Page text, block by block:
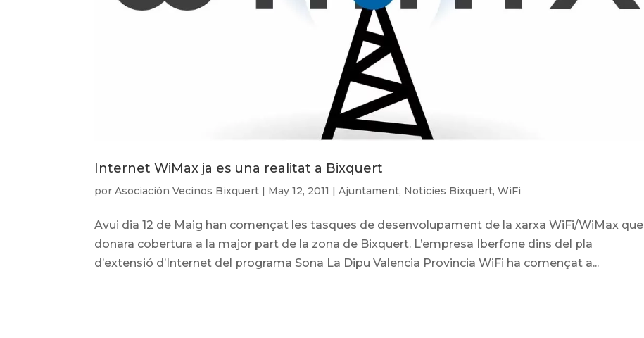
Internet WiMax ja es una realitat a Bixquert
porAsociación Vecinos Bixquert | May 12, 2011 |Ajuntament, Noticies Bixquert,WiFi
Avui dia 12 de Maig han començat les tasques de desenvolupament de la xarxa WiFi/WiMax que
donara cobertura a la major part de la zona de Bixquert. L’empresa Iberfone dins del pla
d’extensió d’Internet del programa Sona La Dipu Valencia Provincia WiFi ha començat a...